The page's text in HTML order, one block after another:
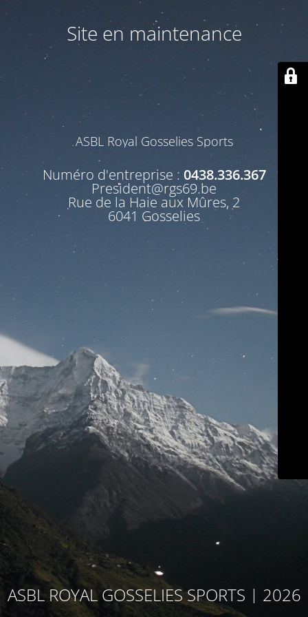
Site en maintenance
ASBL Royal Gosselies Sports
Numéro d'entreprise : 0438.336.367
President@rgs69.be
Rue de la Haie aux Mûres, 2
6041 Gosselies
ASBL ROYAL GOSSELIES SPORTS | 2026